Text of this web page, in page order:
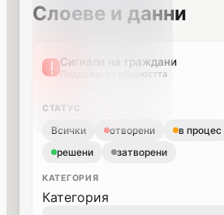
Слоеве и данни
Сигнали на граждани
Подадени от общността
СТАТУС
Всички отворени
в процес
решени
затворени
КАТЕГОРИЯ
Категория